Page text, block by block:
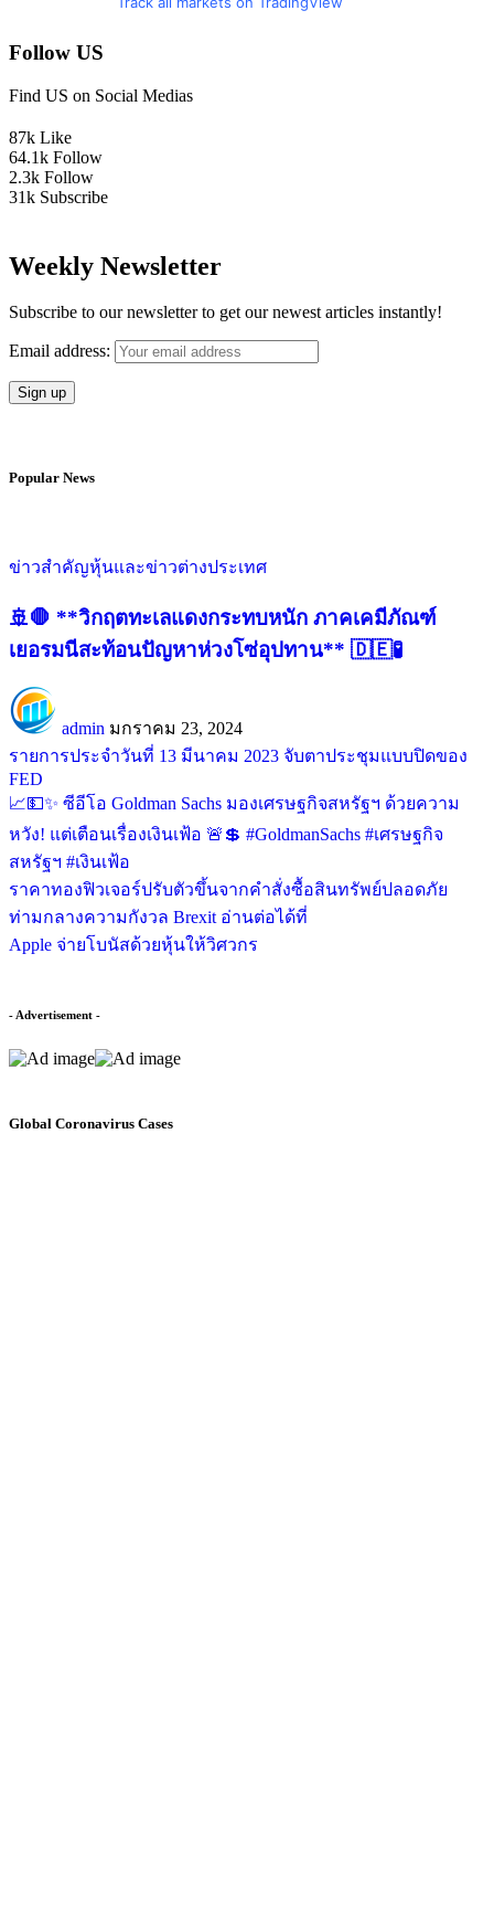
Follow US
Find US on Social Medias
87k Like
64.1k Follow
2.3k Follow
31k Subscribe
Weekly Newsletter
Subscribe to our newsletter to get our newest articles instantly!
Email address:
Popular News
ข่าวสำคัญหุ้นและข่าวต่างประเทศ
🚢🛑 **วิกฤตทะเลแดงกระทบหนัก ภาคเคมีภัณฑ์
เยอรมนีสะท้อนปัญหาห่วงโซ่อุปทาน** 🇩🇪🧪
admin มกราคม 23, 2024
รายการประจำวันที่ 13 มีนาคม 2023 จับตาประชุมแบบปิดของ
FED
📈💵✨ ซีอีโอ Goldman Sachs มองเศรษฐกิจสหรัฐฯ ด้วยความ
หวัง! แต่เตือนเรื่องเงินเฟ้อ 🚨💲 #GoldmanSachs #เศรษฐกิจ
สหรัฐฯ #เงินเฟ้อ
ราคาทองฟิวเจอร์ปรับตัวขึ้นจากคำสั่งซื้อสินทรัพย์ปลอดภัย
ท่ามกลางความกังวล Brexit อ่านต่อได้ที่
Apple จ่ายโบนัสด้วยหุ้นให้วิศวกร
- Advertisement -
Global Coronavirus Cases